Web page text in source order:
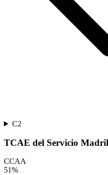
C2
TCAE del Servicio
CCAA
51%